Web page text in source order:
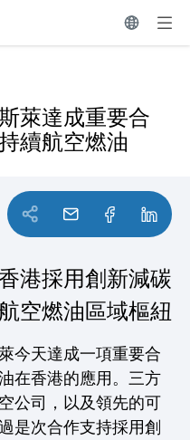
萊達成重要合
續航空燃油
港採用創新減碳
空燃油區域樞紐
今天達成一項重要合
在香港的應用。三方
公司，以及領先的可
是次合作支持採用創